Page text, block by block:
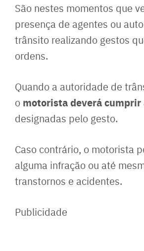
São nestes momentos que
presença de agentes ou
trânsito realizando gestos
ordens.
Quando a autoridade de
o motorista deverá cumprir
designadas pelo gesto.
Caso contrário, o motorista
alguma infração ou até
transtornos e acidentes.
Publicidade